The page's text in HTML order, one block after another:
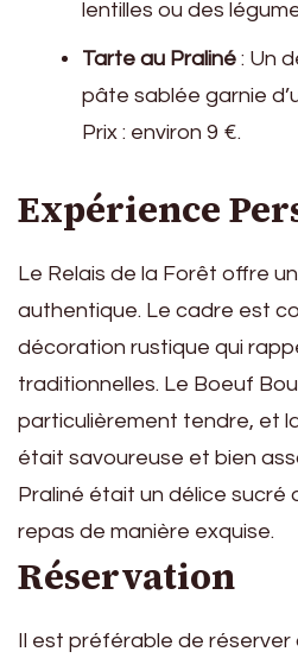
lentilles ou des
Tarte au Praliné : Un
pâte sablée garnie
Prix : environ 9 €.
Expérience
Le Relais de la Forêt offre
authentique. Le cadre est
décoration rustique qui
traditionnelles. Le Boeuf
particulièrement tendre, et
était savoureuse et bien
Praliné était un délice sucré
repas de manière exquise.
Réservation
Il est préférable de réserver